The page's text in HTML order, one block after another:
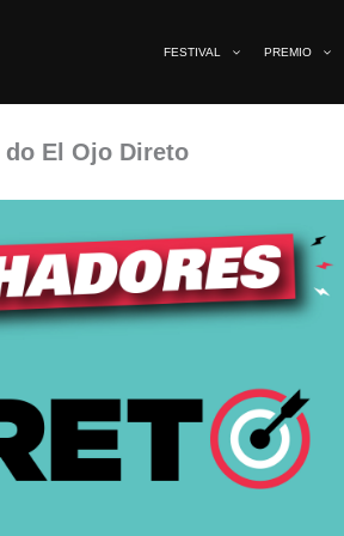
FESTIVAL PREMIO
do El Ojo Direto